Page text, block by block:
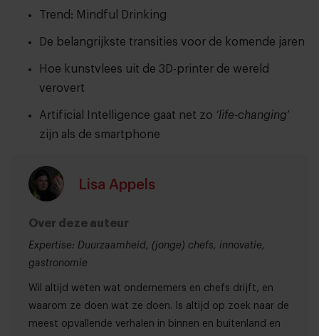
Trend: Mindful Drinking
De belangrijkste transities voor de komende jaren
Hoe kunstvlees uit de 3D-printer de wereld
verovert
Artificial Intelligence gaat net zo ‘life-changing’
zijn als de smartphone
Lisa Appels
Over deze auteur
Expertise: Duurzaamheid, (jonge) chefs, innovatie,
gastronomie
Wil altijd weten wat ondernemers en chefs drijft, en
waarom ze doen wat ze doen. Is altijd op zoek naar de
meest opvallende verhalen in binnen en buitenland en